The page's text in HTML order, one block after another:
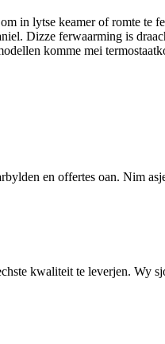
in lytse keamer of romte te
Dizze ferwaarming is
komme mei
en offertes oan. Nim
kwaliteit te leverjen. Wy